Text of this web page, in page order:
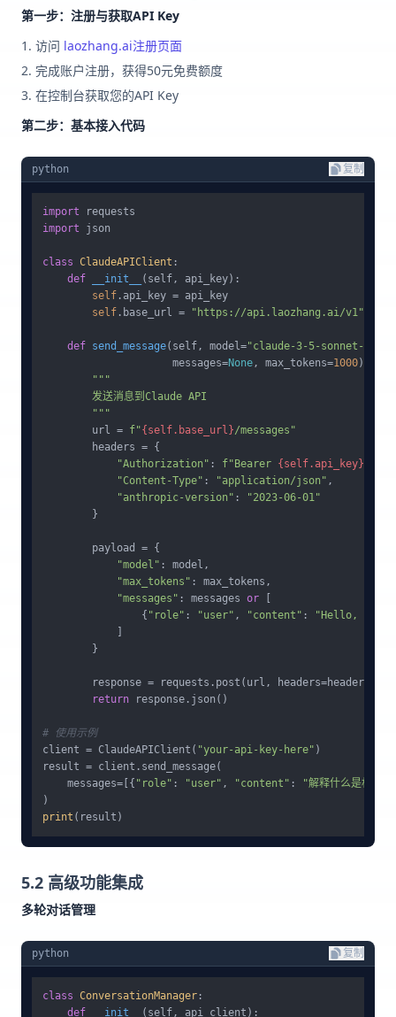
第一步：注册与获取API Key
访问 laozhang.ai注册页面
完成账户注册，获得50元免费额度
在控制台获取您的API Key
第二步：基本接入代码
python 复制
import
import json
class ClaudeAPIClient :
def
__init__ ( self, api_key):
self .api_key = api_key
self .base_url = "https://api.laozhang.ai/v1"
def send_message( self, model="claude-3-5-sonnet-
                     messages=
None , max_tokens=1000):
"""
        发送消息到Claude API
        """
        url =
f"{self.base_url}/messages"
        headers = {
"Authorization" : f"Bearer {self.api_key}
"Content-Type" : "application/json" ,
"anthropic-version" :
"2023-06-01"
        }
        payload = {
"model" : model,
"max_tokens" : max_tokens,
"messages" : messages or [
                {
"role" : "user" , "content" :
"Hello,
            ]
        }
response = requests.post(url, headers=headers,
return response.json()
# 使用示例
client = ClaudeAPIClient( "your-api-key-here" )
result = client.send_message(
    messages=[{
"role" : "user" , "content" :
"解释什么是机器
print
5.2 高级功能集成
多轮对话管理
python 复制
class ConversationManager :
def
__init__ ( self, api_client ):